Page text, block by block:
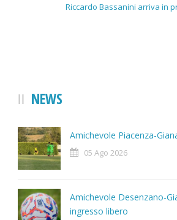
Riccardo Bassanini arriva in
NEWS
Amichevole Piacenza-
05 Ago 2026
Amichevole Desenzano-
ingresso libero